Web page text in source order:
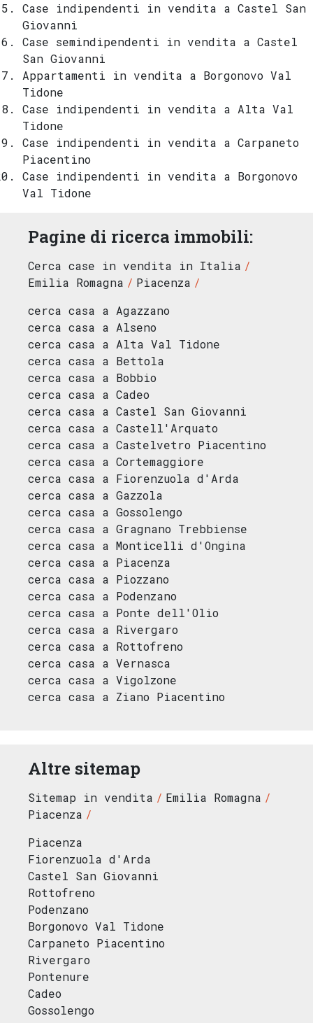
Case indipendenti in vendita a Castel San
Giovanni
Case semindipendenti in vendita a Castel
San Giovanni
Appartamenti in vendita a Borgonovo Val
Tidone
Case indipendenti in vendita a Alta Val
Tidone
Case indipendenti in vendita a Carpaneto
Piacentino
Case indipendenti in vendita a Borgonovo
Val Tidone
Pagine di ricerca immobili:
Cerca case in vendita in Italia
Emilia Romagna
Piacenza
cerca casa a Agazzano
cerca casa a Alseno
cerca casa a Alta Val Tidone
cerca casa a Bettola
cerca casa a Bobbio
cerca casa a Cadeo
cerca casa a Castel San Giovanni
cerca casa a Castell'Arquato
cerca casa a Castelvetro Piacentino
cerca casa a Cortemaggiore
cerca casa a Fiorenzuola d'Arda
cerca casa a Gazzola
cerca casa a Gossolengo
cerca casa a Gragnano Trebbiense
cerca casa a Monticelli d'Ongina
cerca casa a Piacenza
cerca casa a Piozzano
cerca casa a Podenzano
cerca casa a Ponte dell'Olio
cerca casa a Rivergaro
cerca casa a Rottofreno
cerca casa a Vernasca
cerca casa a Vigolzone
cerca casa a Ziano Piacentino
Altre sitemap
Sitemap in vendita
Emilia Romagna
Piacenza
Piacenza
Fiorenzuola d'Arda
Castel San Giovanni
Rottofreno
Podenzano
Borgonovo Val Tidone
Carpaneto Piacentino
Rivergaro
Pontenure
Cadeo
Gossolengo